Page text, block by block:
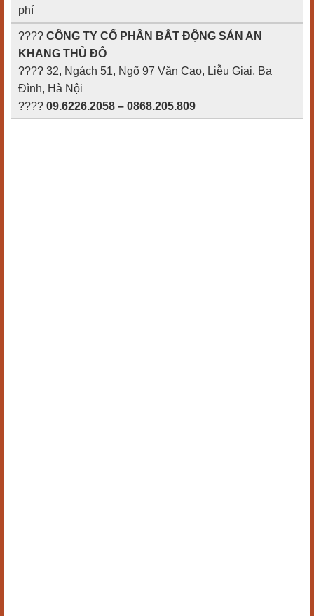
phí
???? CÔNG TY CỔ PHẦN BẤT ĐỘNG SẢN AN
KHANG THỦ ĐÔ
???? 32, Ngách 51, Ngõ 97 Văn Cao, Liễu Giai, Ba
Đình, Hà Nội
???? 09.6226.2058 – 0868.205.809